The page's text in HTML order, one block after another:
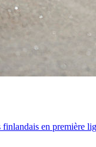
en première